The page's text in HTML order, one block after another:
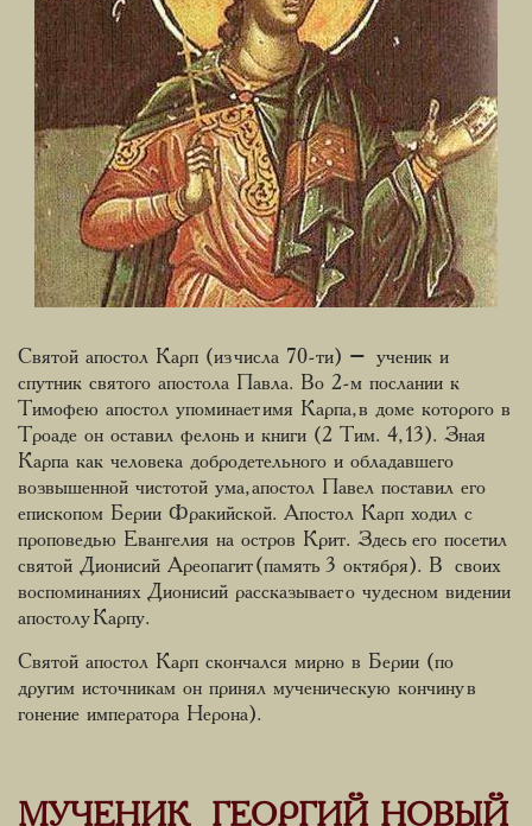
Святой апостол Карп (из числа 70-ти) – ученик и
спутник святого апостола Павла. Во 2-м послании к
Тимофею апостол упоминает имя Карпа, в доме которого в
Троаде он оставил фелонь и книги (2 Тим. 4, 13). Зная
Карпа как человека добродетельного и обладавшего
возвышенной чистотой ума, апостол Павел поставил его
епископом Берии Фракийской. Апостол Карп ходил с
проповедью Евангелия на остров Крит. Здесь его посетил
святой Дионисий Ареопагит (память 3 октября). В своих
воспоминаниях Дионисий рассказывает о чудесном видении
апостолу Карпу.
Святой апостол Карп скончался мирно в Берии (по
другим источникам он принял мученическую кончину в
гонение императора Нерона).
МУЧЕНИК ГЕОРГИЙ НОВЫЙ